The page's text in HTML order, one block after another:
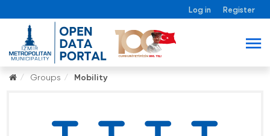
Log in Register
Groups Mobility